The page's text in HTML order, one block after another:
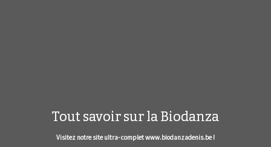
Tout savoir sur la Biodanza
Visitez notre site ultra- complet www.biodanzadenis.be !